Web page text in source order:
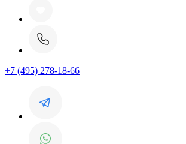
+7 (495) 278-18-66